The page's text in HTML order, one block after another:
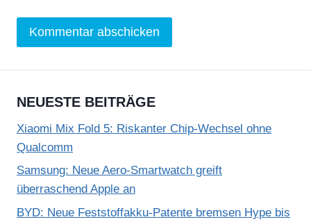
NEUESTE BEITRÄGE
Xiaomi Mix Fold 5: Riskanter Chip-Wechsel ohne
Qualcomm
Samsung: Neue Aero-Smartwatch greift
überraschend Apple an
BYD: Neue Feststoffakku-Patente bremsen Hype bis